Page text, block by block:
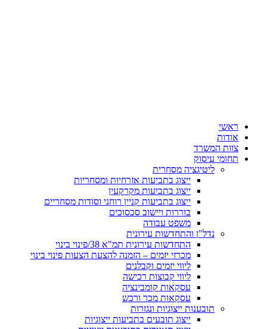
ראשי
אודות
צוות המשרד
תחומי עיסוק
ליטיגציה מסחרית
ייצוג בתביעות אזרחיות ומסחריות
ייצוג בתביעות מקרקעין
ייצוג בתביעות קניין רוחני וסודות מסחריים
בוררות ויישוב סכסוכים
משפט עבודה
נדל"ן והתחדשות עירונית
התחדשות עירונית תמ"א 38/פינוי בינוי
מכרזי יזמים – הזמנה להצעת הצעות פינוי בינוי
ליווי יזמים וקבלנים
ליווי קבוצות רכישה
עסקאות קומבינציה
עסקאות מכר ורכש
תובענות ייצוגיות ונגזרות
ייצוג תובעים בתביעות ייצוגיות